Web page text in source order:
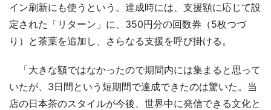
イン刷新にも使うという。達成時には、支援額に応じて設
定された「リターン」に、350円分の回数券（5枚つづ
り）と茶葉を追加し、さらなる支援を呼び掛ける。
「大きな額ではなかったので期間内には集まると思って
いたが、3日間という短期間で達成できたのは驚いた。当
店の日本茶のスタイルが今後、世界中に発信できる文化と